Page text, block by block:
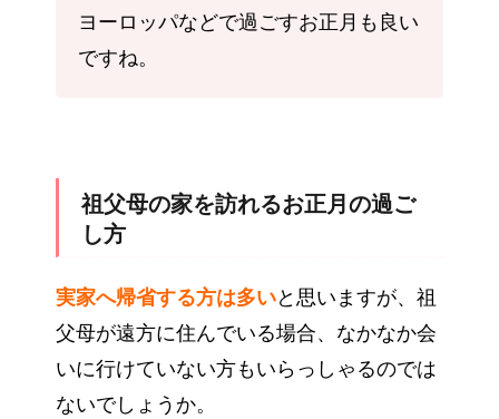
ヨーロッパなどで過ごすお正月も良い
ですね。
祖父母の家を訪れるお正月の過ご
し方
実家へ帰省する方は多いと思いますが、祖
父母が遠方に住んでいる場合、なかなか会
いに行けていない方もいらっしゃるのでは
ないでしょうか。